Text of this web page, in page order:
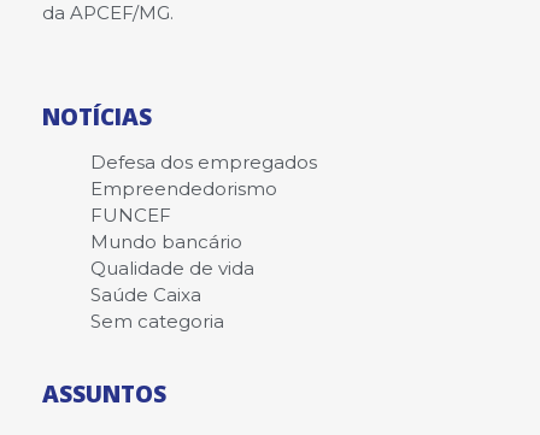
da APCEF/MG.
NOTÍCIAS
Defesa dos empregados
Empreendedorismo
FUNCEF
Mundo bancário
Qualidade de vida
Saúde Caixa
Sem categoria
ASSUNTOS